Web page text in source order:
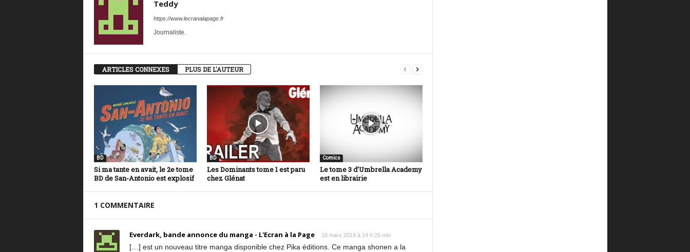
Teddy
https://www.lecranalapage.fr
Journaliste.
ARTICLES CONNEXES PLUS DE L'AUTEUR
BD
Si ma tante en avait, le 2e tome
BD de San-Antonio est explosif
BD
Les Dominants tome 1 est paru
chez Glénat
Comics
Le tome 3 d’Umbrella Academy
est en librairie
1 COMMENTAIRE
Everdark, bande annonce du manga - L'Ecran à la Page 16 mars 2019 à 14 h 26 min
[…] est un nouveau titre manga disponible chez Pika éditions. Ce manga shonen a la